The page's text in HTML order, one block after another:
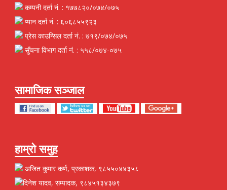
कम्पनी दर्ता नं. : १७७८२०/०७४/०७५
प्यान दर्ता नं. : ६०६८५५९२३
प्रेस काउन्सिल दर्ता नं. : ७१९/०७४/०७५
सुँचना विभाग दर्ता नं. : ५५८/०७४-०७५
सामाजिक सञ्जाल
हाम्रो समुह
अजित कुमार कर्ण, प्रकाशक, ९८५५०४४३५८
दिनेश यादव, सम्पादक, ९८४५१३४३७९